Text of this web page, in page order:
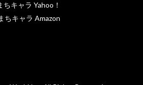
ちキャラ Yahoo！
ちキャラ Amazon